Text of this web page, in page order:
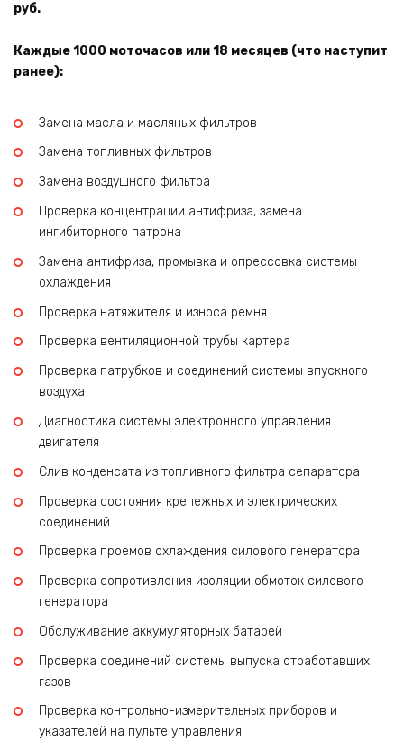
руб.
Каждые 1000 моточасов или 18 месяцев (что наступит
ранее):
Замена масла и масляных фильтров
Замена топливных фильтров
Замена воздушного фильтра
Проверка концентрации антифриза, замена
ингибиторного патрона
Замена антифриза, промывка и опрессовка системы
охлаждения
Проверка натяжителя и износа ремня
Проверка вентиляционной трубы картера
Проверка патрубков и соединений системы впускного
воздуха
Диагностика системы электронного управления
двигателя
Слив конденсата из топливного фильтра сепаратора
Проверка состояния крепежных и электрических
соединений
Проверка проемов охлаждения силового генератора
Проверка сопротивления изоляции обмоток силового
генератора
Обслуживание аккумуляторных батарей
Проверка соединений системы выпуска отработавших
газов
Проверка контрольно-измерительных приборов и
указателей на пульте управления